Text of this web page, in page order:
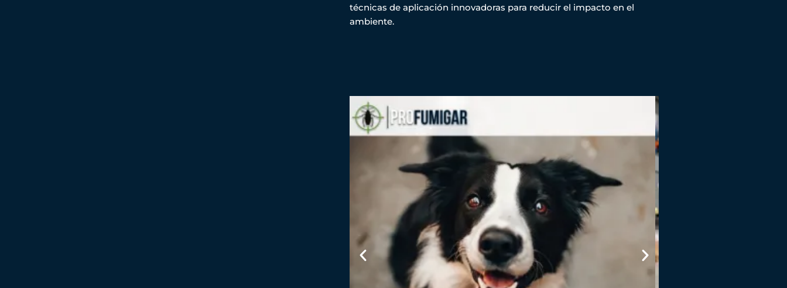
técnicas de aplicación innovadoras para reducir el impacto en el
ambiente.